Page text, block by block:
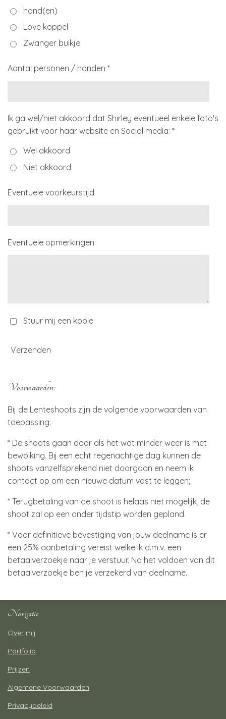
hond(en)
Love koppel
Zwanger buikje
Aantal personen / honden *
Ik ga wel/niet akkoord dat Shirley eventueel enkele foto's
gebruikt voor haar website en Social media: *
Wel akkoord
Niet akkoord
Eventuele voorkeurstijd
Eventuele opmerkingen
Stuur mij een kopie
Verzenden
Voorwaarden:
Bij de Lenteshoots zijn de volgende voorwaarden van
toepassing:
* De shoots gaan door als het wat minder weer is met
bewolking. Bij een echt regenachtige dag kunnen de
shoots vanzelfsprekend niet doorgaan en neem ik
contact op om een nieuwe datum vast te leggen;
* Terugbetaling van de shoot is helaas niet mogelijk, de
shoot zal op een ander tijdstip worden gepland.
* Voor definitieve bevestiging van jouw deelname is er
een 25% aanbetaling vereist welke ik d.m.v. een
betaalverzoekje naar je verstuur. Na het voldoen van dit
betaalverzoekje ben je verzekerd van deelname.
Navigatie
Over mij
Portfolio
Prijzen
Algemene Voorwaarden
Privacybeleid